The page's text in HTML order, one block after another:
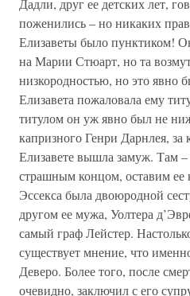
Дадли, друг ее детских лет,
поженились – но никаких
Елизаветы было пунктиком!
на Марии Стюарт, но та
низкородностью, но это явно
Елизавета пожаловала ему
титулом он уж явно был не
капризного Генри Дарнлея,
Елизавете вышла замуж. Там –
страшным концом, оставим ее
Эссекса была двоюродной
другом ее мужа, Уолтера
самый граф Лейстер.
существует мнение, что
Деверо. Более того, после
очевидно, заключил с его